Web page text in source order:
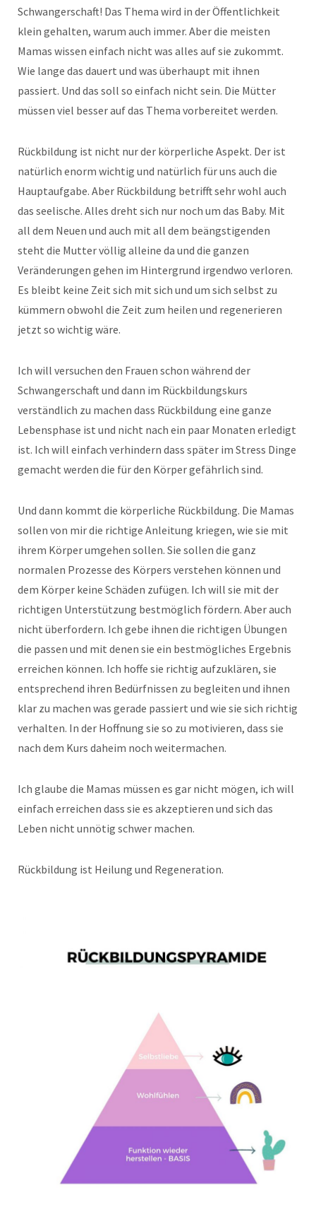
Schwangerschaft! Das Thema wird in der Öffentlichkeit
klein gehalten, warum auch immer. Aber die meisten
Mamas wissen einfach nicht was alles auf sie zukommt.
Wie lange das dauert und was überhaupt mit ihnen
passiert. Und das soll so einfach nicht sein. Die Mütter
müssen viel besser auf das Thema vorbereitet werden.
Rückbildung ist nicht nur der körperliche Aspekt. Der ist
natürlich enorm wichtig und natürlich für uns auch die
Hauptaufgabe. Aber Rückbildung betrifft sehr wohl auch
das seelische. Alles dreht sich nur noch um das Baby. Mit
all dem Neuen und auch mit all dem beängstigenden
steht die Mutter völlig alleine da und die ganzen
Veränderungen gehen im Hintergrund irgendwo verloren.
Es bleibt keine Zeit sich mit sich und um sich selbst zu
kümmern obwohl die Zeit zum heilen und regenerieren
jetzt so wichtig wäre.
Ich will versuchen den Frauen schon während der
Schwangerschaft und dann im Rückbildungskurs
verständlich zu machen dass Rückbildung eine ganze
Lebensphase ist und nicht nach ein paar Monaten erledigt
ist. Ich will einfach verhindern dass später im Stress Dinge
gemacht werden die für den Körper gefährlich sind.
Und dann kommt die körperliche Rückbildung. Die Mamas
sollen von mir die richtige Anleitung kriegen, wie sie mit
ihrem Körper umgehen sollen. Sie sollen die ganz
normalen Prozesse des Körpers verstehen können und
dem Körper keine Schäden zufügen. Ich will sie mit der
richtigen Unterstützung bestmöglich fördern. Aber auch
nicht überfordern. Ich gebe ihnen die richtigen Übungen
die passen und mit denen sie ein bestmögliches Ergebnis
erreichen können. Ich hoffe sie richtig aufzuklären, sie
entsprechend ihren Bedürfnissen zu begleiten und ihnen
klar zu machen was gerade passiert und wie sie sich richtig
verhalten. In der Hoffnung sie so zu motivieren, dass sie
nach dem Kurs daheim noch weitermachen.
Ich glaube die Mamas müssen es gar nicht mögen, ich will
einfach erreichen dass sie es akzeptieren und sich das
Leben nicht unnötig schwer machen.
Rückbildung ist Heilung und Regeneration.